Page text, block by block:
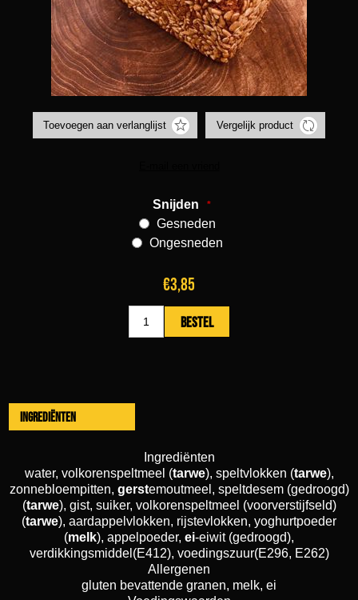
Snijden *
Gesneden
Ongesneden
€3,85
Ingrediënten
Ingrediënten
water, volkorenspeltmeel (tarwe), speltvlokken (tarwe),
zonnebloempitten, gerstemoutmeel, speltdesem (gedroogd)
(tarwe), gist, suiker, volkorenspeltmeel (voorverstijfseld)
(tarwe), aardappelvlokken, rijstevlokken, yoghurtpoeder
(melk), appelpoeder, ei-eiwit (gedroogd),
verdikkingsmiddel(E412), voedingszuur(E296, E262)
Allergenen
gluten bevattende granen, melk, ei